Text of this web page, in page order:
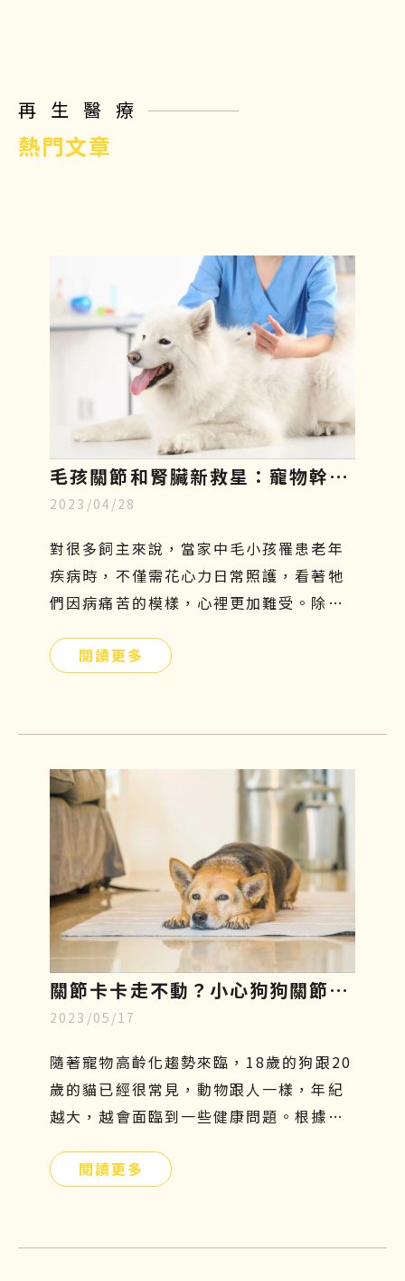
再生醫療
熱門文章
毛孩關節和腎臟新救星：寵物幹細
胞療法，只需5分鐘認識寵物再生
醫學
2023/04/28
對很多飼主來說，當家中毛小孩罹患老年
疾病時，不僅需花心力日常照護，看著牠
們因病痛苦的模樣，心裡更加難受。除了
有沒有其他簡單且安全的方式可以幫助牠
是什麼、功效、副作用及費用，讓飼主們
更加了解這項先進的治療方式，幫助毛小
孩減緩疼痛，保持良好的活動力及生活品
質。
閱讀更多
關節卡卡走不動？小心狗狗關節
炎，了解症狀、幹細胞再生療法至
飲食指南
2023/05/17
隨著寵物高齡化趨勢來臨，18歲的狗跟20
歲的貓已經很常見，動物跟人一樣，年紀
越大，越會面臨到一些健康問題。根據美
見的疾病，每年的發病率以超過35％速度
節及膝關節，導致關節的磨損及損傷程度
閱讀更多